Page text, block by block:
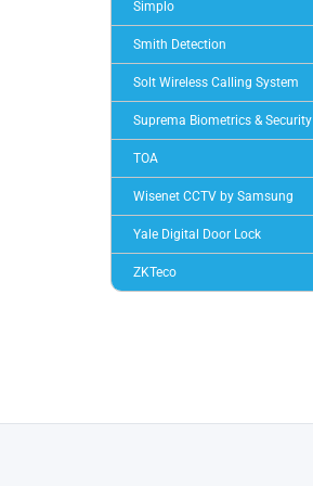
Simplo
Smith Detection
Solt Wireless Calling System
Suprema Biometrics & Security
TOA
Wisenet CCTV by Samsung
Yale Digital Door Lock
ZKTeco